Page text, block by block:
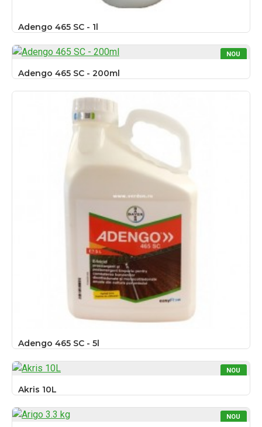
Adengo 465 SC - 1l
NOU
Adengo 465 SC - 200ml
Adengo 465 SC - 5l
NOU
Akris 10L
NOU